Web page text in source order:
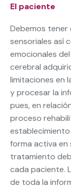
El paciente
Debemos tener
sensoriales así
emocionales
cerebral
limitaciones en
y procesar la
pues, en
proceso
forma activa en
tratamiento
cada paciente.
de toda la